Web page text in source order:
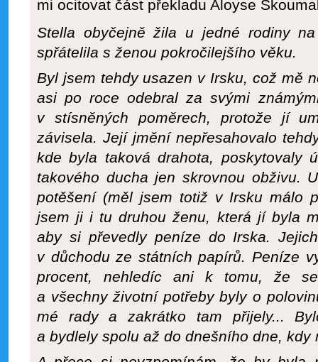
mi ocitovat část překladu Aloyse
Stella obyčejně žila u jedné rodiny
spřátelila s ženou pokročilejšího věku.
Byl jsem tehdy usazen v Irsku, což mě
asi po roce odebral za svými
v stísněných poměrech, protože jí
závisela. Její jmění nepřesahovalo
kde byla taková drahota, poskytovaly
takového ducha jen skrovnou obživu.
potěšení (měl jsem totiž v Irsku málo
jsem ji i tu druhou ženu, která jí byla
aby si převedly peníze do Irska.
v důchodu ze státních papírů. Peníze
procent, nehledíc ani k tomu, že
a všechny životní potřeby byly o
mé rady a zakrátko tam přijely...
a bydlely spolu až do dnešního dne, kdy